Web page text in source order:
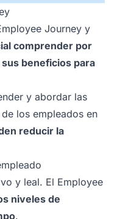
Journey y
comprender por
beneficios para
y abordar las
los empleados en
reducir la
y leal. El Employee
niveles de
.